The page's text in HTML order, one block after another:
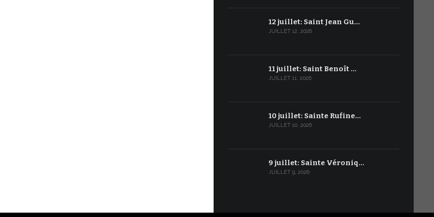
12 juillet: Saint Jean Gu…
JUILLET 12, 2026
11 juillet: Saint Benoît …
JUILLET 11, 2026
10 juillet: Sainte Rufine…
JUILLET 10, 2026
9 juillet: Sainte Véroniq…
JUILLET 9, 2026